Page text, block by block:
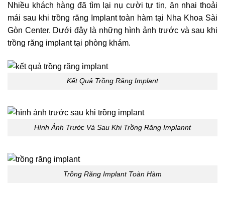
Nhiều khách hàng đã tìm lại nụ cười tự tin, ăn nhai thoải
mái sau khi trồng răng Implant toàn hàm tại Nha Khoa Sài
Gòn Center. Dưới đây là những hình ảnh trước và sau khi
trồng răng implant tại phòng khám.
Kết Quả Trồng Răng Implant
Hình Ảnh Trước Và Sau Khi Trồng Răng Implannt
Trồng Răng Implant Toàn Hàm